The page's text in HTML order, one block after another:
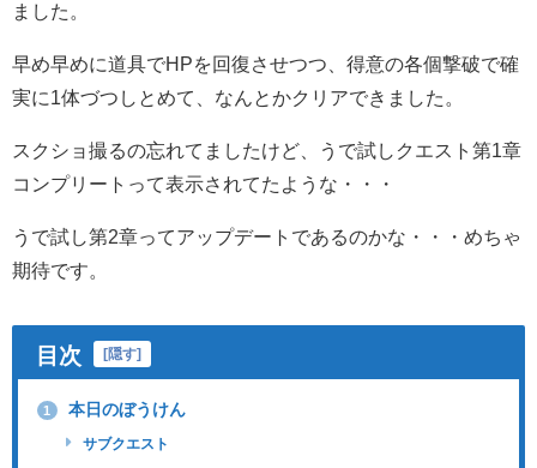
ました。
早め早めに道具でHPを回復させつつ、得意の各個撃破で確
実に1体づつしとめて、なんとかクリアできました。
スクショ撮るの忘れてましたけど、うで試しクエスト第1章
コンプリートって表示されてたような・・・
うで試し第2章ってアップデートであるのかな・・・めちゃ
期待です。
目次 [隠す]
1 本日のぼうけん
サブクエスト